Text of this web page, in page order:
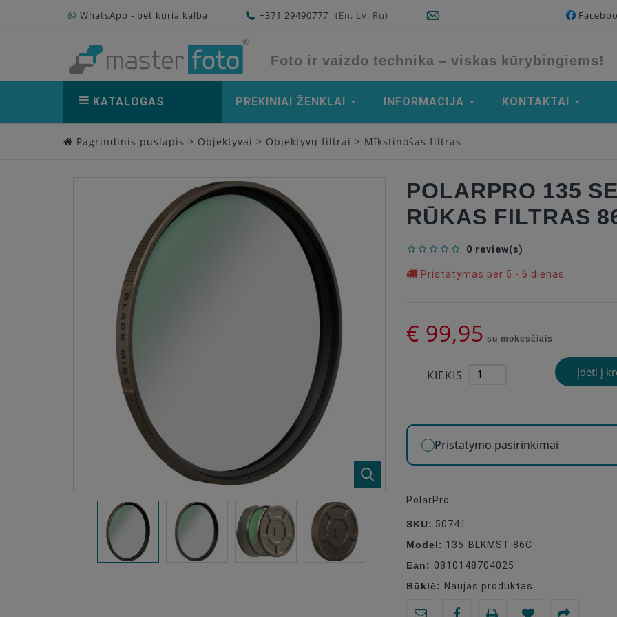
WhatsApp - bet kuria kalba +371 29490777 (En, Lv, Ru)
Foto ir vaizdo technika – viskas kūrybingiems!
KATALOGAS PREKINIAI ŽENKLAI INFORMACIJA KONTAKTAI
Pagrindinis puslapis > Objektyvai > Objektyvų filtrai > Mīkstinošas filtras
POLARPRO 135
RŪKAS FILTRAS
0 review(s)
Pristatymas per 5 - 6 dienas
€ 99,95 su mokesčiais
KIEKIS Įdėti į
Pristatymo pasirinkimai
PolarPro
SKU: 50741
Model: 135-BLKMST-86C
Ean: 0810148704025
Būklė: Naujas produktas